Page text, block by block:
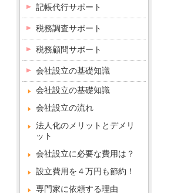
記帳代行サポート
税務調査サポート
税務顧問サポート
会社設立の基礎知識
会社設立の基礎知識
会社設立の流れ
法人化のメリットとデメリ
ット
会社設立に必要な費用は？
設立費用を４万円も節約！
専門家に依頼する理由